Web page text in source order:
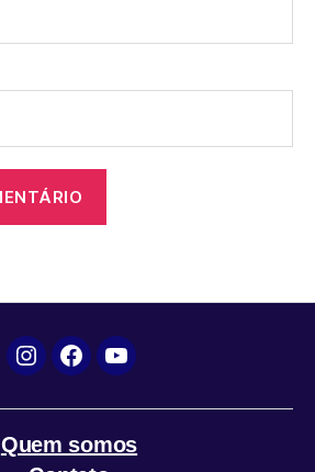
Instagram
FacebookYouTube
Quem somos